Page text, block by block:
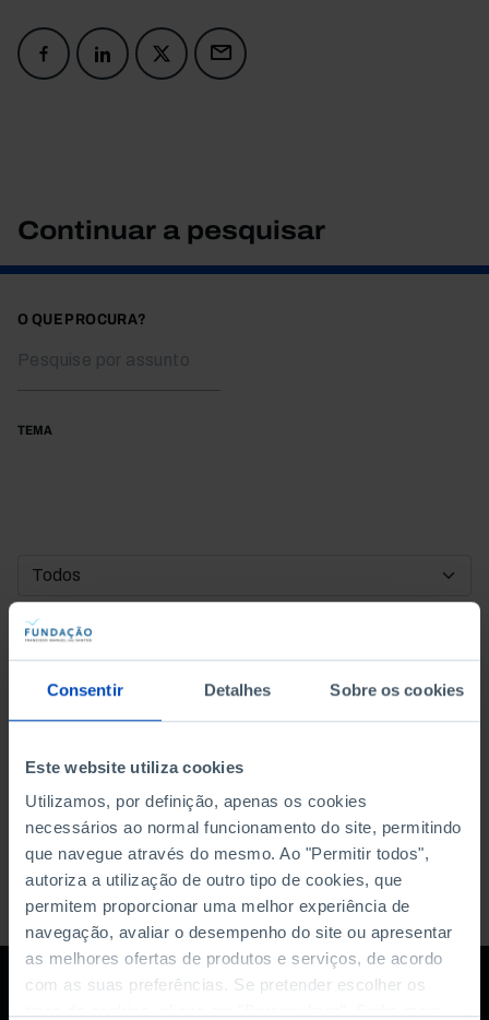
Consentir Detalhes Sobre os cookies
Este website utiliza cookies
Utilizamos, por definição, apenas os cookies
necessários ao normal funcionamento do site, permitindo
que navegue através do mesmo. Ao "Permitir todos",
autoriza a utilização de outro tipo de cookies, que
permitem proporcionar uma melhor experiência de
navegação, avaliar o desempenho do site ou apresentar
as melhores ofertas de produtos e serviços, de acordo
com as suas preferências. Se pretender escolher os
Continuar a pesquisar
O QUE PROCURA?
TEMA
DATA DE INÍCIO
DATA DE FIM